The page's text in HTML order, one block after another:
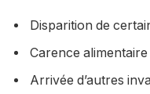
Disparition de
Carence
Arrivée d’autres